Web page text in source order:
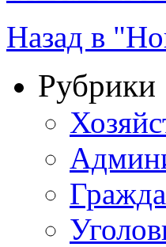
Назад в
Рубрики